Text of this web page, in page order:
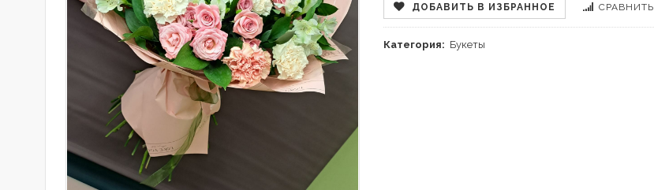
ДОБАВИТЬ В ИЗБРАННОЕ СРАВНИТЬ
Категория: Букеты